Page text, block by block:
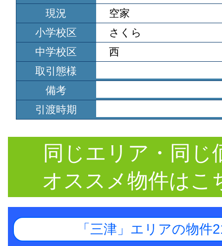
現況
空家
小学校区
さくら
中学校区
西
取引態様
備考
引渡時期
同じエリア・同じ
オススメ物件はこ
「三津」エリアの物件